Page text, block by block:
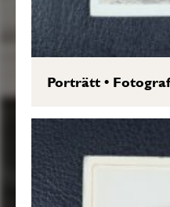
Porträtt•